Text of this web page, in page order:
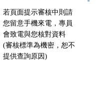
若頁面提示審核中則請
您留意手機來電，專員
會致電與您核對資料
(審核標準為機密，恕不
提供查詢原因)